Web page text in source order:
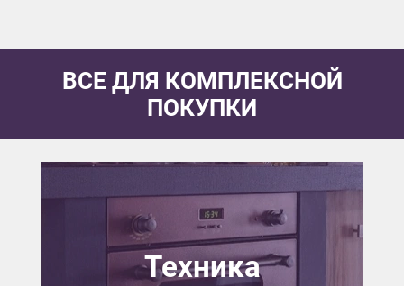
ВСЕ ДЛЯ КОМПЛЕКСНОЙ
ПОКУПКИ
Техника